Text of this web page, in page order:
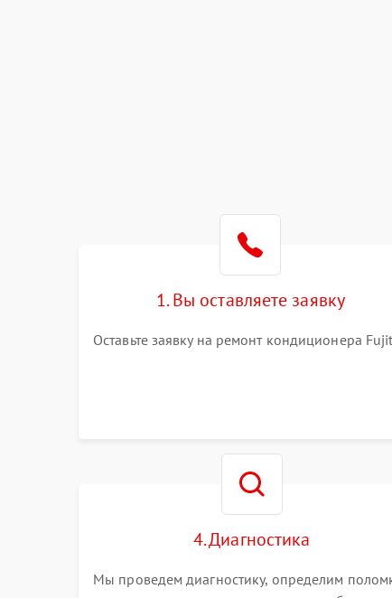
1. Вы оставляете заявку
Оставьте заявку на ремонт кондиционера
4. Диагностика
Мы проведем диагностику, определим